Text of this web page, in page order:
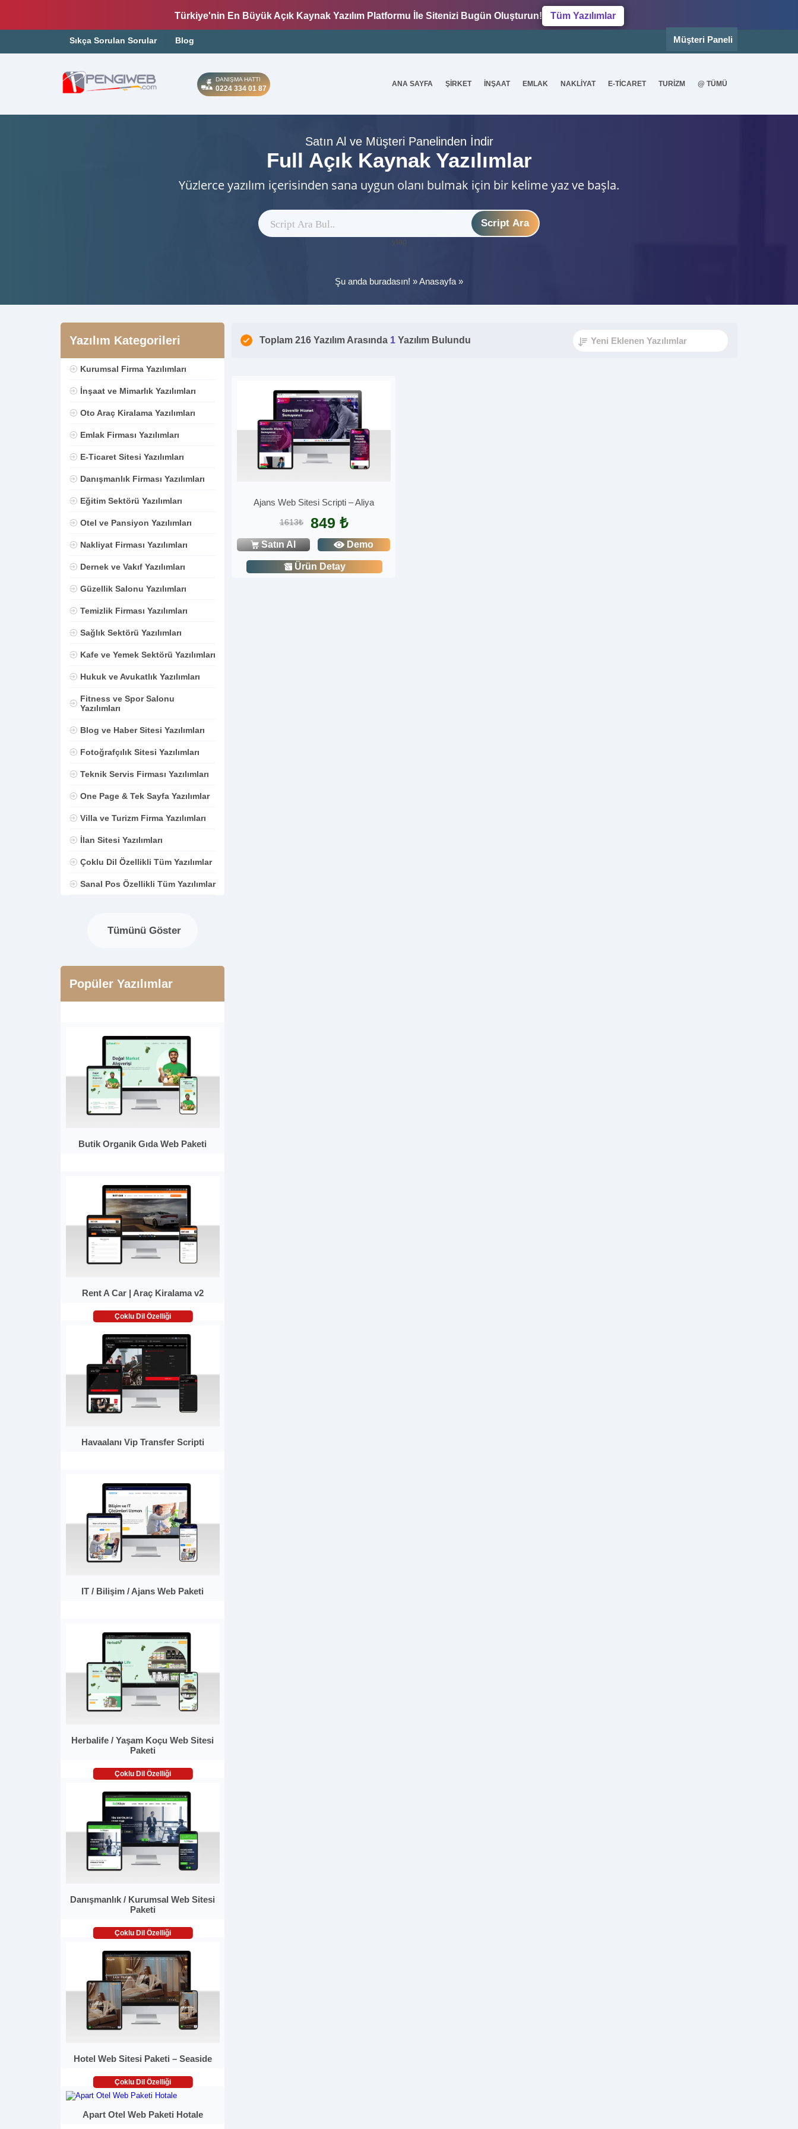
Türkiye'nin En Büyük Açık Kaynak Yazılım Platformu İle Sitenizi Bugün Oluşturun! Tüm Yazılımlar
Sıkça Sorulan Sorular Blog Müşteri Paneli
DANIŞMA HATTI
0224 334 01 87
ANA SAYFA ŞİRKET İNŞAAT EMLAK NAKLİYAT E-TİCARET TURİZM @ TÜMÜ
Satın Al ve Müşteri Panelinden İndir
Full Açık Kaynak Yazılımlar
Yüzlerce yazılım içerisinden sana uygun olanı bulmak için bir kelime yaz ve başla.
Script Ara
ytag
Şu anda buradasın! »Anasayfa »
Yazılım Kategorileri
Kurumsal Firma Yazılımları
İnşaat ve Mimarlık Yazılımları
Oto Araç Kiralama Yazılımları
Emlak Firması Yazılımları
E-Ticaret Sitesi Yazılımları
Danışmanlık Firması Yazılımları
Eğitim Sektörü Yazılımları
Otel ve Pansiyon Yazılımları
Nakliyat Firması Yazılımları
Dernek ve Vakıf Yazılımları
Güzellik Salonu Yazılımları
Temizlik Firması Yazılımları
Sağlık Sektörü Yazılımları
Kafe ve Yemek Sektörü Yazılımları
Hukuk ve Avukatlık Yazılımları
Fitness ve Spor Salonu
Yazılımları
Blog ve Haber Sitesi Yazılımları
Fotoğrafçılık Sitesi Yazılımları
Teknik Servis Firması Yazılımları
One Page & Tek Sayfa Yazılımlar
Villa ve Turizm Firma Yazılımları
İlan Sitesi Yazılımları
Çoklu Dil Özellikli Tüm Yazılımlar
Sanal Pos Özellikli Tüm Yazılımlar
Tümünü Göster
Popüler Yazılımlar
Butik Organik Gıda Web Paketi
Rent A Car | Araç Kiralama v2
Çoklu Dil Özelliği
Havaalanı Vip Transfer Scripti
IT / Bilişim / Ajans Web Paketi
Herbalife / Yaşam Koçu Web Sitesi
Paketi
Çoklu Dil Özelliği
Danışmanlık / Kurumsal Web Sitesi
Paketi
Çoklu Dil Özelliği
Hotel Web Sitesi Paketi – Seaside
Çoklu Dil Özelliği
Apart Otel Web Paketi Hotale
Toplam 216 Yazılım Arasında 1 Yazılım Bulundu
Ajans Web Sitesi Scripti – Aliya
1613₺ 849 ₺
Satın Al Demo
Ürün Detay